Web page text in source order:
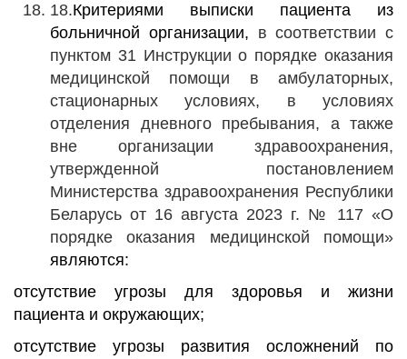
18.Критериями выписки пациента из
больничной организации, в соответствии с
пунктом 31 Инструкции о порядке оказания
медицинской помощи в амбулаторных,
стационарных условиях, в условиях
отделения дневного пребывания, а также
вне организации здравоохранения,
утвержденной постановлением
Министерства здравоохранения Республики
Беларусь от 16 августа 2023 г. № 117 «О
порядке оказания медицинской помощи»
являются:
отсутствие угрозы для здоровья и жизни
пациента и окружающих;
отсутствие угрозы развития осложнений по